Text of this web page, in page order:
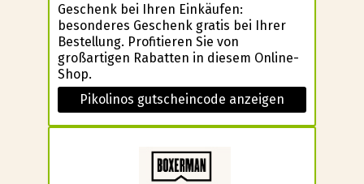
Geschenk bei Ihren Einkäufen:
besonderes Geschenk gratis bei Ihrer
Bestellung. Profitieren Sie von
großartigen Rabatten in diesem Online-
Shop.
Pikolinos gutscheincode anzeigen